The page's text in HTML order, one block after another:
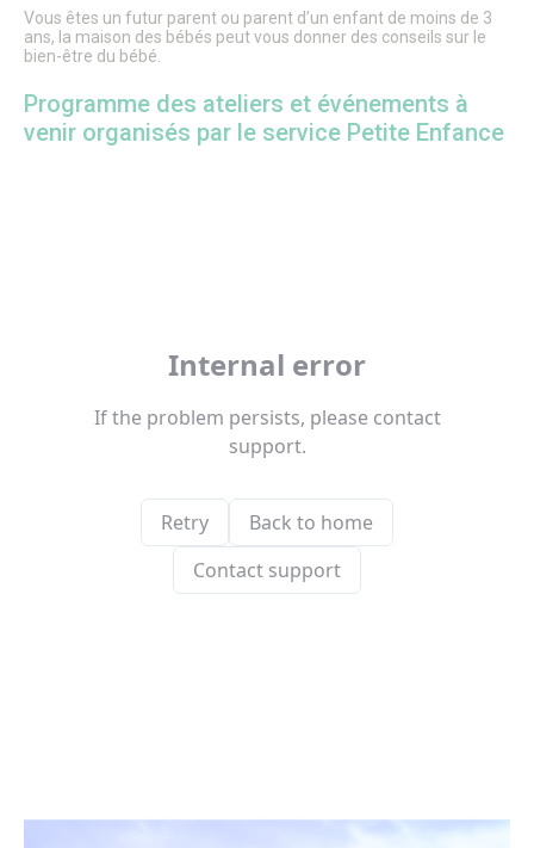
Senlis Ensemble
FOCUS – Le Pays d’Art et d’Histoire
Musées de Senlis – Guide d’activités
Lettre aux Senlisiens
Passeport du civisme
Proximité et vie des quartiers
Senlis soutient le GHPSO
Les cérémonies des Vœux
Senlis, ville en projets
Les Maisons de Quartier
Pôle d’Échange Multimodal (PEM)
Restauration du Château Royal de Senlis
Programmation des fonds européens – ITI
Vous êtes un futur parent ou parent d’un enfant de moins de 3
ans, la maison des bébés peut vous donner des conseils sur le
bien-être du bébé.
Programme des ateliers et événements à
venir organisés par le service Petite Enfance